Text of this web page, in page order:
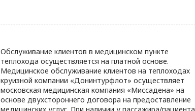
Обслуживание клиентов в медицинском пункте
теплохода осуществляется на платной основе.
Медицинское обслуживание клиентов на теплоходах
круизной компании «Донинтурфлот» осуществляет
московская медицинская компания «Миссадена» на
основе двухстороннего договора на предоставление